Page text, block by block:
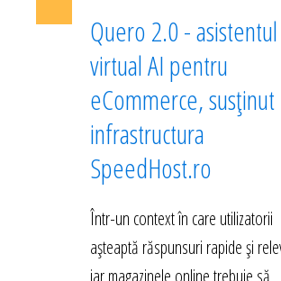
Quero 2.0 - asistentul
virtual AI pentru
eCommerce,
infrastructura
SpeedHost.ro
Într-un context în care utilizatorii
așteaptă răspunsuri rapide și